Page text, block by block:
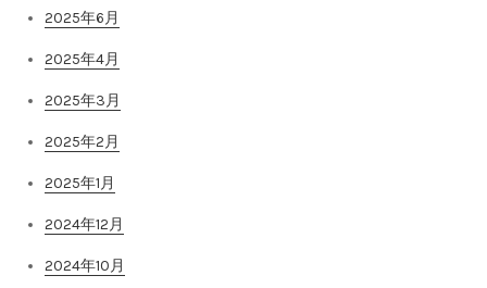
2025年6月
2025年4月
2025年3月
2025年2月
2025年1月
2024年12月
2024年10月